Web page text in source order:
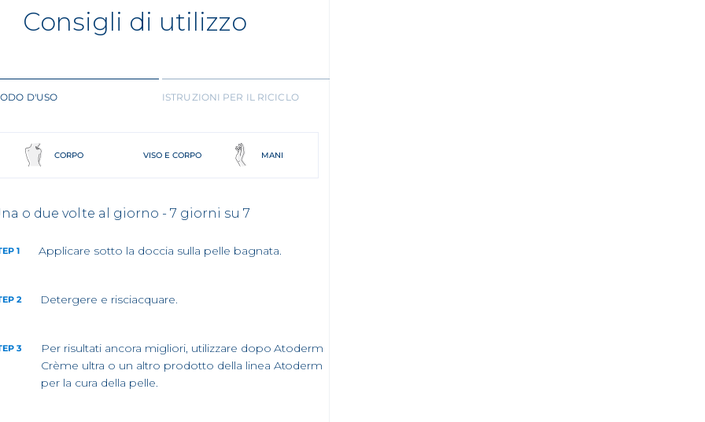
Consigli di utilizzo
D'USO ISTRUZIONI PER IL RICICLO
CORPO VISO E CORPO MANI
o due volte al giorno - 7 giorni su 7
1 Applicare sotto la doccia sulla pelle bagnata.
2 Detergere e risciacquare.
3
Per risultati ancora migliori, utilizzare dopo Atoderm
Crème ultra o un altro prodotto della linea Atoderm
per la cura della pelle.